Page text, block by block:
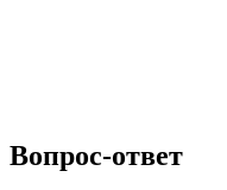
Вопрос-ответ